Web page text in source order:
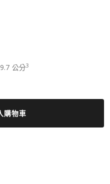
公分3
購物車